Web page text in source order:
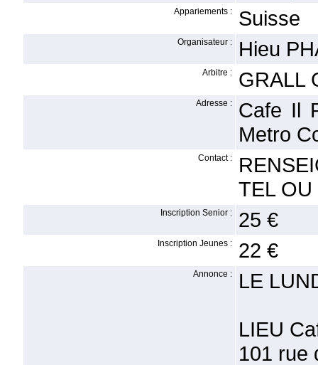
Appariements : Suisse
Organisateur : Hieu
Arbitre : GRALL
Adresse :
Cafe Il
Metro
Contact :
TEL
Inscription Senior : 25 €
Inscription Jeunes : 22 €
Annonce : LE
LIEU
101 rue